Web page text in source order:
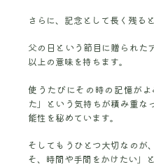
さらに、記念として長く残る
父の日という節目に贈られた
以上の意味を持ちます。
使うたびにその時の記憶が
た」という気持ちが積み重
能性を秘めています。
そしてもうひとつ大切なのが
そ、時間や手間をかけたい」